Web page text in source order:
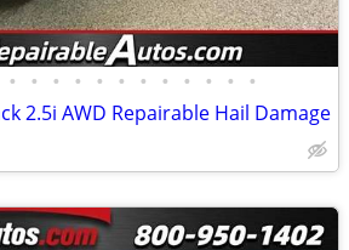
• • • • • • • • • • • •
2.5i AWD Repairable Hail Damage